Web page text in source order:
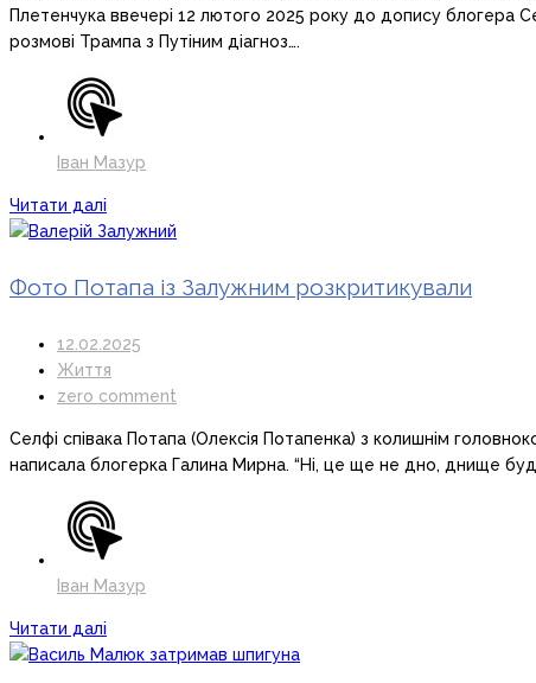
Плетенчука ввечері 12 лютого 2025 року до допису блогера
розмові Трампа з Путіним діагноз….
Іван Мазур
Читати далі
Фото Потапа із Залужним розкритикували
12.02.2025
Життя
zero comment
Селфі співака Потапа (Олексія Потапенка) з колишнім
написала блогерка Галина Мирна. “Ні, це ще не дно, днище
Іван Мазур
Читати далі